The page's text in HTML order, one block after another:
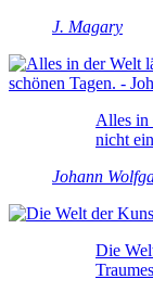
J. Magary
Alles in
nicht
Johann
Die